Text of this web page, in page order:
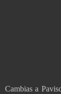
Cambias a